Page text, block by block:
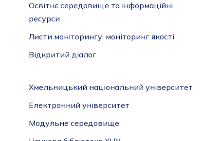
Освітнє середовище та інформаційні
ресурси
Листи моніторингу, моніторинг якості
Відкритий діалог
Хмельницький національний університет
Електронний університет
Модульне середовище